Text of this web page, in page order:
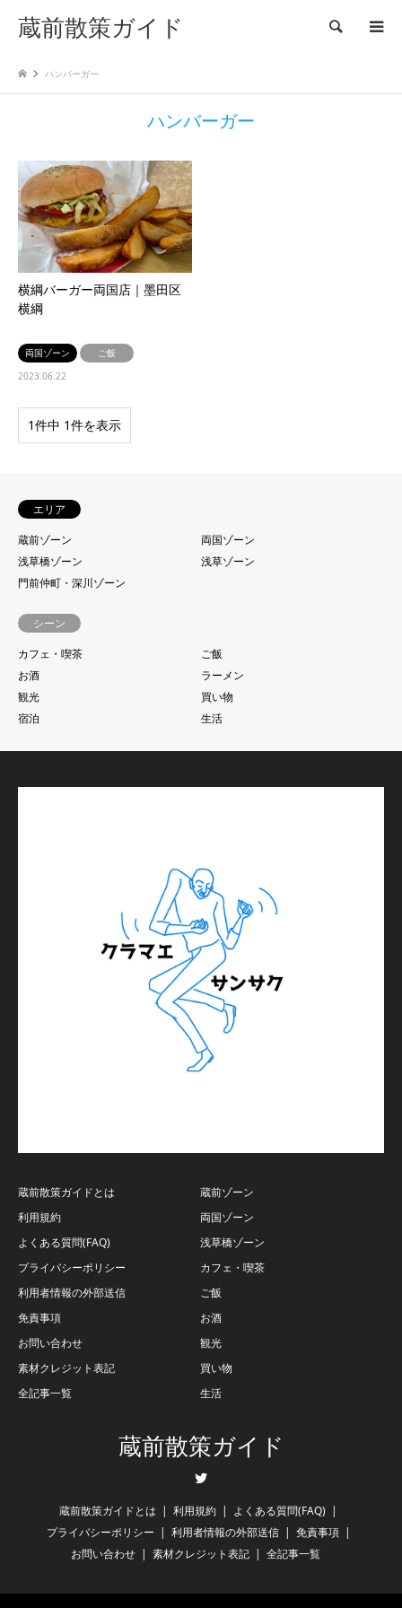
蔵前散策ガイド 検索
ハンバーガー
ハンバーガー
横綱バーガー両国店｜墨田区
横綱
両国ゾーン
ご飯
2023.06.22
1件中 1件を表示
エリア
蔵前ゾーン
両国ゾーン
浅草橋ゾーン
浅草ゾーン
門前仲町・深川ゾーン
シーン
カフェ・喫茶
ご飯
お酒
ラーメン
観光
買い物
宿泊
生活
蔵前散策ガイドとは
利用規約
よくある質問(FAQ)
プライバシーポリシー
利用者情報の外部送信
免責事項
お問い合わせ
素材クレジット表記
全記事一覧
蔵前ゾーン
両国ゾーン
浅草橋ゾーン
カフェ・喫茶
ご飯
お酒
観光
買い物
生活
蔵前散策ガイド
蔵前散策ガイドとは 利用規約
よくある質問(FAQ)
プライバシーポリシー
利用者情報の外部送信
免責事項
お問い合わせ
素材クレジット表記 全記事一覧